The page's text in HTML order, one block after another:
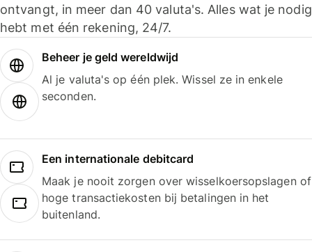
ontvangt, in meer dan 40 valuta's. Alles wat je nodig
hebt met één rekening, 24/7.
Beheer je geld wereldwijd
Al je valuta's op één plek. Wissel ze in enkele
seconden.
Een internationale debitcard
Maak je nooit zorgen over wisselkoersopslagen of
hoge transactiekosten bij betalingen in het
buitenland.